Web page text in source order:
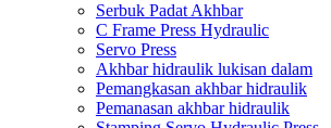
Serbuk Padat Akhbar
C Frame Press Hydraulic
Servo Press
Akhbar hidraulik lukisan dalam
Pemangkasan akhbar hidraulik
Pemanasan akhbar hidraulik